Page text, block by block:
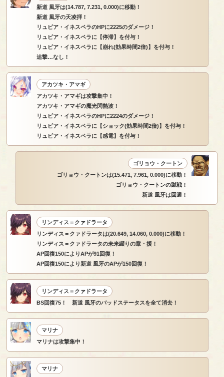
新道 風牙は(14.787, 7.231, 0.000)に移動！
新道 風牙の天凌拝！
リュビア・イネスペラのHPに2225のダメージ！
リュビア・イネスペラに【停滞】を付与！
リュビア・イネスペラに【崩れ(効果時間2倍)】を付与！
追撃…なし！
アカツキ・アマギ
アカツキ・アマギは攻撃集中！
アカツキ・アマギの魔光閃熱波！
リュビア・イネスペラのHPに2224のダメージ！
リュビア・イネスペラに【ショック(効果時間2倍)】を付与！
リュビア・イネスペラに【感電】を付与！
ゴリョウ・クートン
ゴリョウ・クートンは(15.471, 7.961, 0.000)に移動！
ゴリョウ・クートンの蹴戦！
新道 風牙は回避！
リンディス＝クァドラータ
リンディス＝クァドラータは(20.649, 14.060, 0.000)に移動！
リンディス＝クァドラータの未来綴りの章・援！
AP回復150によりAPが91回復！
AP回復150により新道 風牙のAPが150回復！
リンディス＝クァドラータ
BS回復75！ 新道 風牙のバッドステータスを全て消去！
マリナ
マリナは攻撃集中！
マリナ